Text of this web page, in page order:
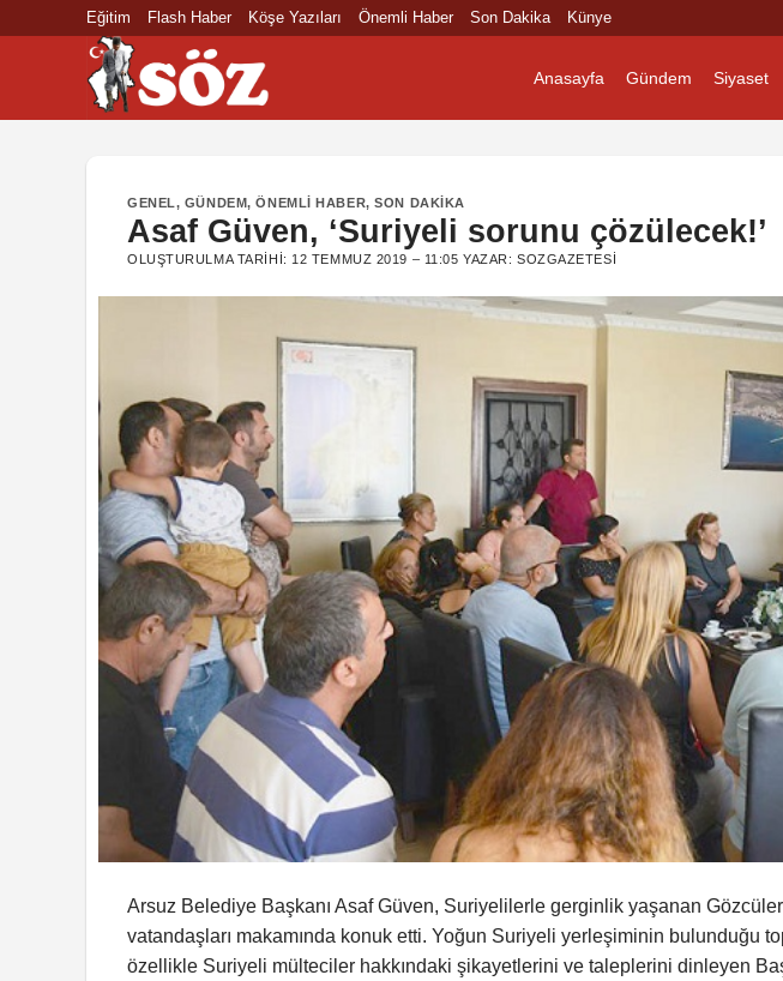
Eğitim Flash Haber Köşe Yazıları Önemli Haber Son Dakika Künye
Anasayfa Gündem Siyaset
GENEL, GÜNDEM,ÖNEMLI HABER,SON DAKIKA
Asaf Güven, ‘Suriyeli sorunu çözülecek!’
OLUŞTURULMA TARIHI: 12 TEMMUZ 2019 – 11:05 YAZAR:SOZGAZETESI
Arsuz Belediye Başkanı Asaf Güven, Suriyelilerle gerginlik yaşanan Gözcüler
vatandaşları makamında konuk etti. Yoğun Suriyeli yerleşiminin bulunduğu
özellikle Suriyeli mülteciler hakkındaki şikayetlerini ve taleplerini dinleyen